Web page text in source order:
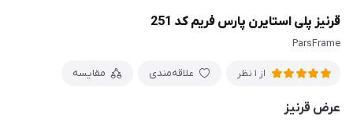
قرنیز پلی استایرن پارس فریم کد 251
ParsFrame
از 1 نظر علاقه‌مندی مقایسه
عرض قرنیز